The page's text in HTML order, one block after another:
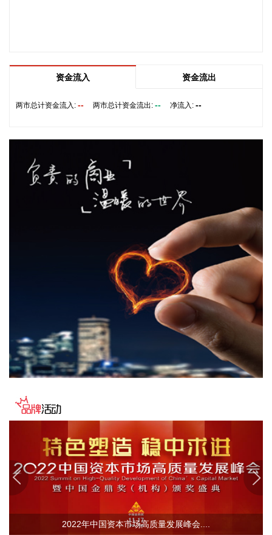
加、价格上涨。新动能成长壮大，人工智能、高端装备、新材
及相关装置制造价格分别上涨2.5%、0.4%和0.3%。品质类消
和天然气开采业、石油煤炭及其他燃料加工业、化学原料和化
学制品制造业分别上涨3.2%、8.2%和9.1%，有色金属矿采选
业、有色金属冶炼和压延加工业分别上涨22.6%和20.2%，黑
色金属冶炼和压延加工业上涨2.7%，涨幅比上月均回落，6个
行业合计影响PPI同比上涨约2.55个百分点；煤炭开采和洗选
业上涨27.1%，电气机械和器材制造业上涨5.7%，计算机通信
和其他电子设备制造业上涨4.4%，涨幅比上月均扩大，3个行
业合计影响PPI同比上涨约1.53个百分点。上述9个行业对PPI
的上拉影响较上月减少0.56个百分点。价格下拉影响最大的5
个行业为：电力热力生产和供应业、汽车制造业、非金属矿物
制品业、医药制造业、酒饮料和精制茶制造业，降幅在2.3%—
5.7%之间，合计影响PPI同比下降约0.76个百分点，较上月减
少0.05个百分点。
2026-08-09 09:42:19
国家统计局城市司首席统计师董莉娟解读2026年7月份CPI和
PPI数据。7月份，受国际输入性因素影响，居民消费价格指数
（CPI）环比下降0.1%，同比上涨0.5%，扣除食品和能源价格
的核心CPI环比上涨0.3%，同比上涨0.9%，CPI总体保持温和
上涨。国内部分行业需求增加，但受输入性和季节性等因素影
响，工业生产者出厂价格指数（PPI）环比下降0.7%，同比上
涨3.5%，涨幅比上月回落0.6个百分点。 从环比看，全国CPI
下降0.1%，降幅比上月收窄0.2个百分点。国际市场价格波动
影响CPI环比下降约0.35个百分点。食品价格与上月持平，低
于季节性水平0.6个百分点。食品中，鲜菜价格上涨1.3%，鸡
资金流入 资金流出
两市总计资金流入: -- 两市总计资金流出: -- 净流入: --
2022年中国资本市场高质量发展峰会....